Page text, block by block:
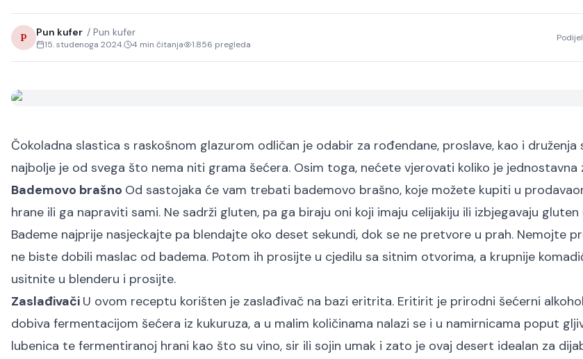
P Pun kufer / Pun kufer
15. studenoga 2024. 4 min čitanja 1.856 pregleda
Čokoladna slastica s raskošnom glazurom odličan je odabir za rođendane, proslave, kao i druženja
najbolje je od svega što nema niti grama šećera. Osim toga, nećete vjerovati koliko je jednostavna
Bademovo brašno Od sastojaka će vam trebati bademovo brašno, koje možete kupiti u
hrane ili ga napraviti sami. Ne sadrži gluten, pa ga biraju oni koji imaju celijakiju ili izbjegavaju gluten
Bademe najprije nasjeckajte pa blendajte oko deset sekundi, dok se ne pretvore u prah. Nemojte
ne biste dobili maslac od badema. Potom ih prosijte u cjedilu sa sitnim otvorima, a krupnije
usitnite u blenderu i prosijte.
Zaslađivači U ovom receptu korišten je zaslađivač na bazi eritrita. Eritirit je prirodni šećerni
dobiva fermentacijom šećera iz kukuruza, a u malim količinama nalazi se i u namirnicama poput
lubenica te fermentiranoj hrani kao što su vino, sir ili sojin umak i zato je ovaj desert idealan za